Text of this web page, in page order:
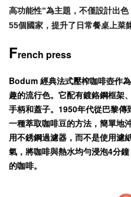
高功能性”為主題，不僅設計出
55個國家，提升了日常餐桌上菜
French press
Bodum 經典法式壓榨咖啡壺作
趣的流行色。它配有鍍鉻鋼框架
手柄和蓋子。 1950年代從巴黎
一種萃取咖啡豆的方法，簡單地
用不銹鋼過濾器，而不是使用濾
氣，將咖啡與熱水均勻浸泡4分
的咖啡。